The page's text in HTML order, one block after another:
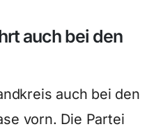
auch bei den
auch bei den
vorn. Die Partei